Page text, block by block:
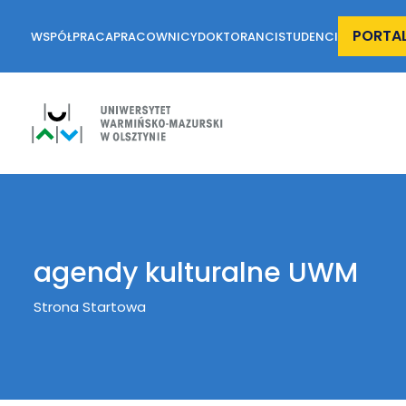
WSPÓŁPRACAPRACOWNICYDOKTORANCISTUDENCI
agendy kulturalne UWM
Breadcrumb
Strona Startowa